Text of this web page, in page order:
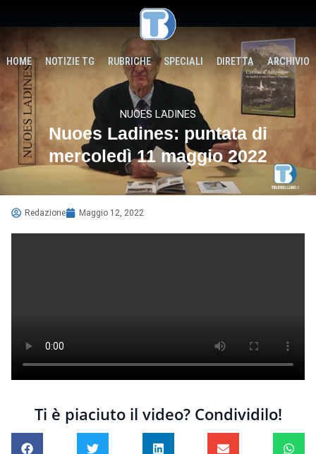
HOME NOTIZIE TG RUBRICHE SPECIALI DIRETTA ARCHIVIO
NUOES LADINES
Nuoes Ladines: puntata di
mercoledì 11 maggio 2022
Redazione Maggio 12, 2022
Ti è piaciuto il video? Condividilo!